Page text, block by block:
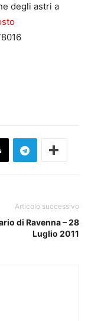
degli astri a
Articolo successivo
di Ravenna – 28
Luglio 2011